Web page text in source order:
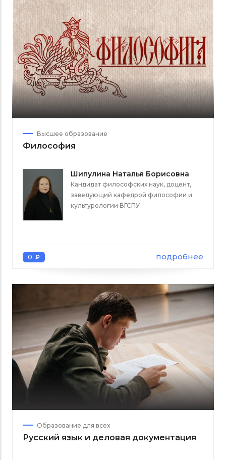
Высшее образование
Философия
Шипулина Наталья Борисовна
Кандидат философских наук, доцент,
заведующий кафедрой философии и
культурологии ВГСПУ
0 ₽ подробнее
Образование для всех
Русский язык и деловая документация